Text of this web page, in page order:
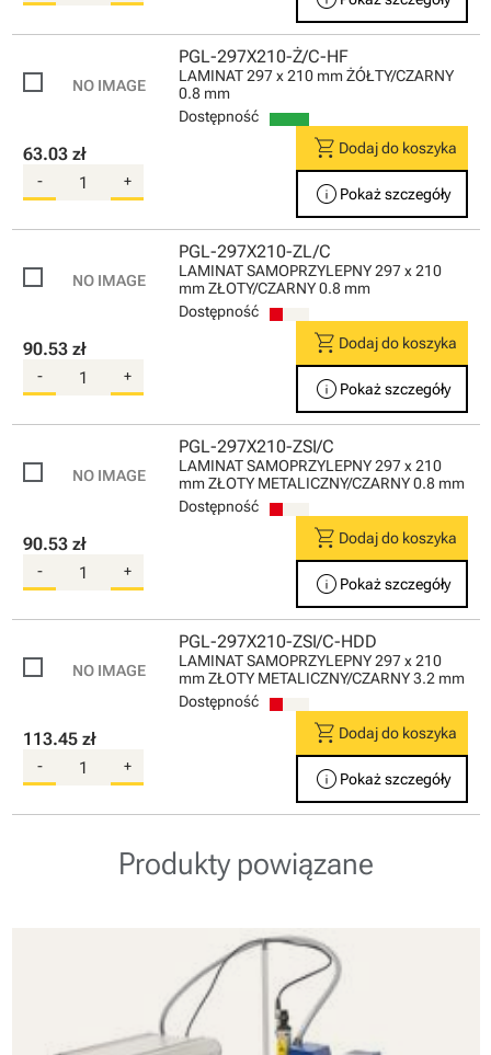
PGL-297X210-Ż/C-HF
LAMINAT 297 x 210 mm ŻÓŁTY/CZARNY
0.8 mm
Dostępność
63.03 zł
- +
shopping_cart Dodaj do koszyka
info Pokaż szczegóły
PGL-297X210-ZL/C
LAMINAT SAMOPRZYLEPNY 297 x 210
mm ZŁOTY/CZARNY 0.8 mm
Dostępność
90.53 zł
- +
shopping_cart Dodaj do koszyka
info Pokaż szczegóły
PGL-297X210-ZSI/C
LAMINAT SAMOPRZYLEPNY 297 x 210
mm ZŁOTY METALICZNY/CZARNY 0.8 mm
Dostępność
90.53 zł
- +
shopping_cart Dodaj do koszyka
info Pokaż szczegóły
PGL-297X210-ZSI/C-HDD
LAMINAT SAMOPRZYLEPNY 297 x 210
mm ZŁOTY METALICZNY/CZARNY 3.2 mm
Dostępność
113.45 zł
- +
shopping_cart Dodaj do koszyka
info Pokaż szczegóły
Produkty powiązane